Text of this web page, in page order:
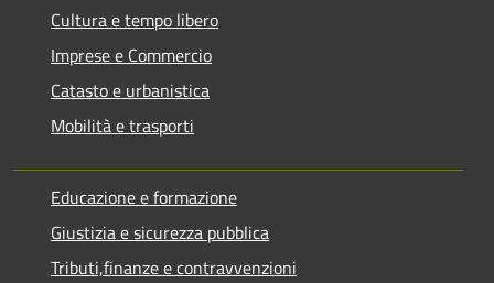
Cultura e tempo libero
Imprese e Commercio
Catasto e urbanistica
Mobilità e trasporti
Educazione e formazione
Giustizia e sicurezza pubblica
Tributi,finanze e contravvenzioni